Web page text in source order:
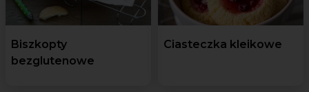
Biszkopty
bezglutenowe
Ciasteczka kleikowe